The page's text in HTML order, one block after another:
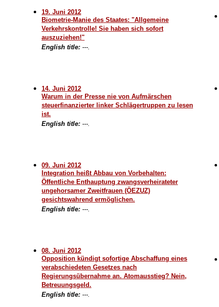
19. Juni 2012
Biometrie-Manie des Staates: "Allgemeine
Verkehrskontrolle! Sie haben sich sofort
auszuziehen!"
English title: ---.
14. Juni 2012
Warum in der Presse nie von Aufmärschen
steuerfinanzierter linker Schlägertruppen zu lesen
ist.
English title: ---.
09. Juni 2012
Integration heißt Abbau von Vorbehalten:
Öffentliche Enthauptung zwangsverheirateter
ungehorsamer Zweitfrauen (ÖEZUZ)
gesichtswahrend ermöglichen.
English title: ---.
08. Juni 2012
Opposition kündigt sofortige Abschaffung eines
verabschiedeten Gesetzes nach
Regierungsübernahme an. Atomausstieg? Nein,
Betreuungsgeld.
English title: ---.